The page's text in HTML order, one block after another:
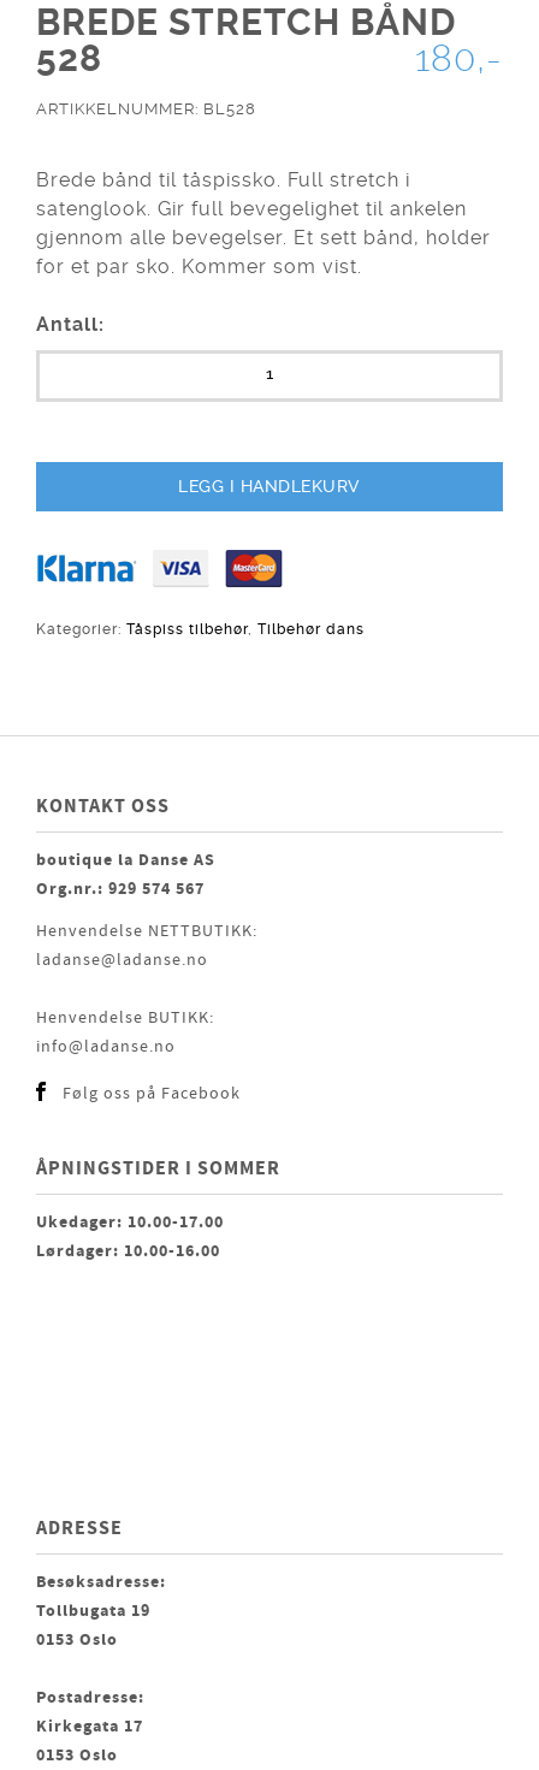
BREDE STRETCH BÅND
528
180,-
ARTIKKELNUMMER: BL528
Brede bånd til tåspissko. Full stretch i
satenglook. Gir full bevegelighet til ankelen
gjennom alle bevegelser. Et sett bånd, holder
for et par sko. Kommer som vist.
Antall:
LEGG I HANDLEKURV
Kategorier: Tåspiss tilbehør, Tilbehør dans
KONTAKT OSS
boutique la Danse AS
Org.nr.: 929 574 567
Henvendelse NETTBUTIKK:
ladanse@ladanse.no
Henvendelse BUTIKK:
info@ladanse.no
Følg oss på Facebook
ÅPNINGSTIDER I SOMMER
Ukedager: 10.00-17.00
Lørdager: 10.00-16.00
ADRESSE
Besøksadresse:
Tollbugata 19
0153 Oslo
Postadresse:
Kirkegata 17
0153 Oslo